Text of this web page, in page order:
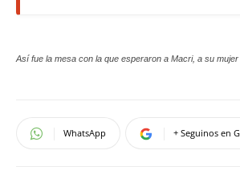
Así fue la mesa con la que esperaron a Macri, a su mujer
WhatsApp + Seguinos en